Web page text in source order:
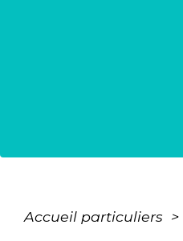
Accueil particuliers >